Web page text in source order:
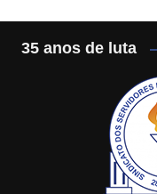
35 anos de luta